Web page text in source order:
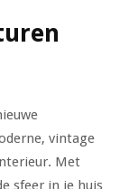
vintage
Met
sfeer in je huis